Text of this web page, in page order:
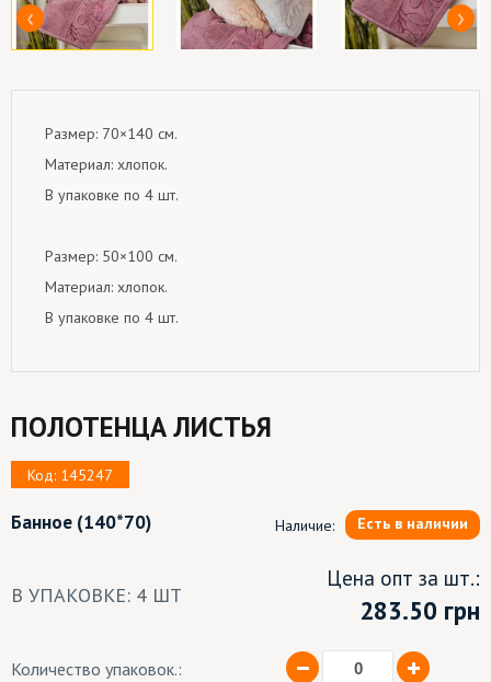
Размер: 70×140 см.
Материал: хлопок.
В упаковке по 4 шт.
Размер: 50×100 см.
Материал: хлопок.
В упаковке по 4 шт.
ПОЛОТЕНЦА ЛИСТЬЯ
Код: 145247
Банное (140*70) Наличие: Есть в наличии
В УПАКОВКЕ: 4 ШТ
Цена опт за шт.:
283.50 грн
Количество упаковок.: